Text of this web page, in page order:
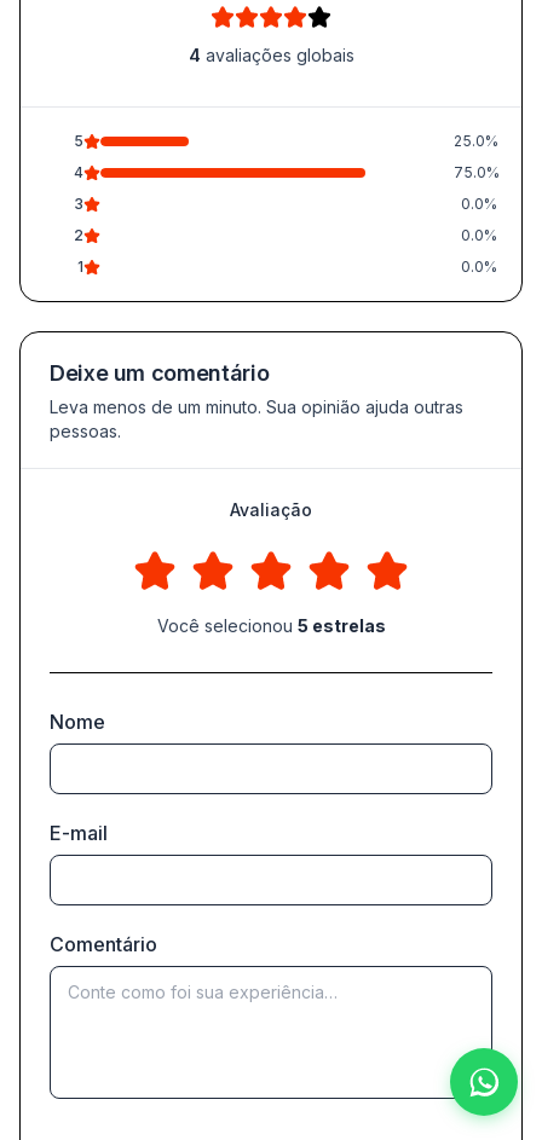
4 avaliações globais
5
25.0%
4
75.0%
3
0.0%
2
0.0%
1
0.0%
Deixe um comentário
Leva menos de um minuto. Sua opinião ajuda outras
pessoas.
Avaliação
Você selecionou 5 estrelas
Nome
E-mail
Comentário